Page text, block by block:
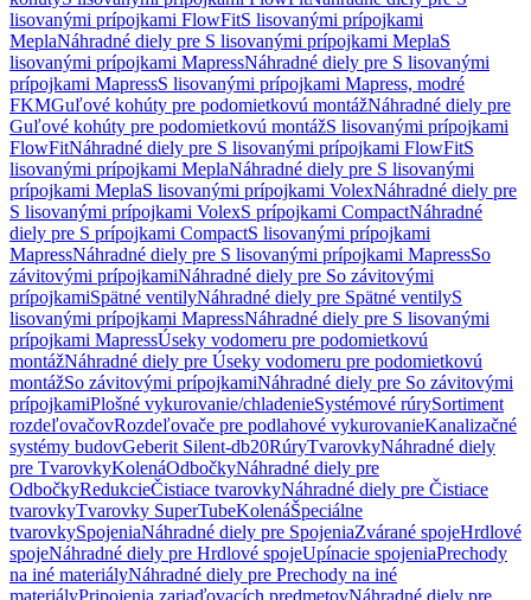
lisovanými prípojkami FlowFitS lisovanými prípojkami
MeplaNáhradné diely pre S lisovanými prípojkami MeplaS
lisovanými prípojkami MapressNáhradné diely pre S lisovanými
prípojkami MapressS lisovanými prípojkami Mapress, modré
FKMGuľové kohúty pre podomietkovú montážNáhradné diely pre
Guľové kohúty pre podomietkovú montážS lisovanými prípojkami
FlowFitNáhradné diely pre S lisovanými prípojkami FlowFitS
lisovanými prípojkami MeplaNáhradné diely pre S lisovanými
prípojkami MeplaS lisovanými prípojkami VolexNáhradné diely pre
S lisovanými prípojkami VolexS prípojkami CompactNáhradné
diely pre S prípojkami CompactS lisovanými prípojkami
MapressNáhradné diely pre S lisovanými prípojkami MapressSo
závitovými prípojkamiNáhradné diely pre So závitovými
prípojkamiSpätné ventilyNáhradné diely pre Spätné ventilyS
lisovanými prípojkami MapressNáhradné diely pre S lisovanými
prípojkami MapressÚseky vodomeru pre podomietkovú
montážNáhradné diely pre Úseky vodomeru pre podomietkovú
montážSo závitovými prípojkamiNáhradné diely pre So závitovými
prípojkamiPlošné vykurovanie/chladenieSystémové rúrySortiment
rozdeľovačovRozdeľovače pre podlahové vykurovanieKanalizačné
systémy budovGeberit Silent-db20RúryTvarovkyNáhradné diely
pre TvarovkyKolenáOdbočkyNáhradné diely pre
OdbočkyRedukcieČistiace tvarovkyNáhradné diely pre Čistiace
tvarovkyTvarovky SuperTubeKolenáŠpeciálne
tvarovkySpojeniaNáhradné diely pre SpojeniaZvárané spojeHrdlové
spojeNáhradné diely pre Hrdlové spojeUpínacie spojeniaPrechody
na iné materiályNáhradné diely pre Prechody na iné
materiályPripojenia zariaďovacích predmetovNáhradné diely pre